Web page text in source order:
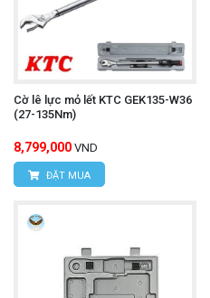
Cờ lê lực mỏ lết KTC GEK135-W36
(27-135Nm)
8,799,000 VND
ĐẶT MUA